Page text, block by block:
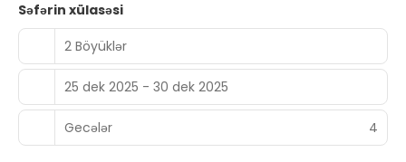
Səfərin xülasəsi
2 Böyüklər
25 dek 2025 - 30 dek 2025
Gecələr 4